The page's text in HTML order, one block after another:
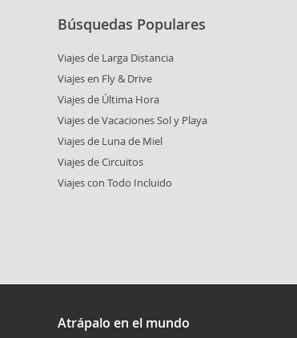
Búsquedas Populares
Viajes de Larga Distancia
Viajes en Fly & Drive
Viajes de Última Hora
Viajes de Vacaciones Sol y Playa
Viajes de Luna de Miel
Viajes de Circuitos
Viajes con Todo Incluido
Atrápalo en el mundo